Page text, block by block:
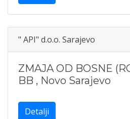
" API" d.o.o. Sarajevo
ZMAJA OD BOSNE
BB , Novo Sarajevo
Detalji